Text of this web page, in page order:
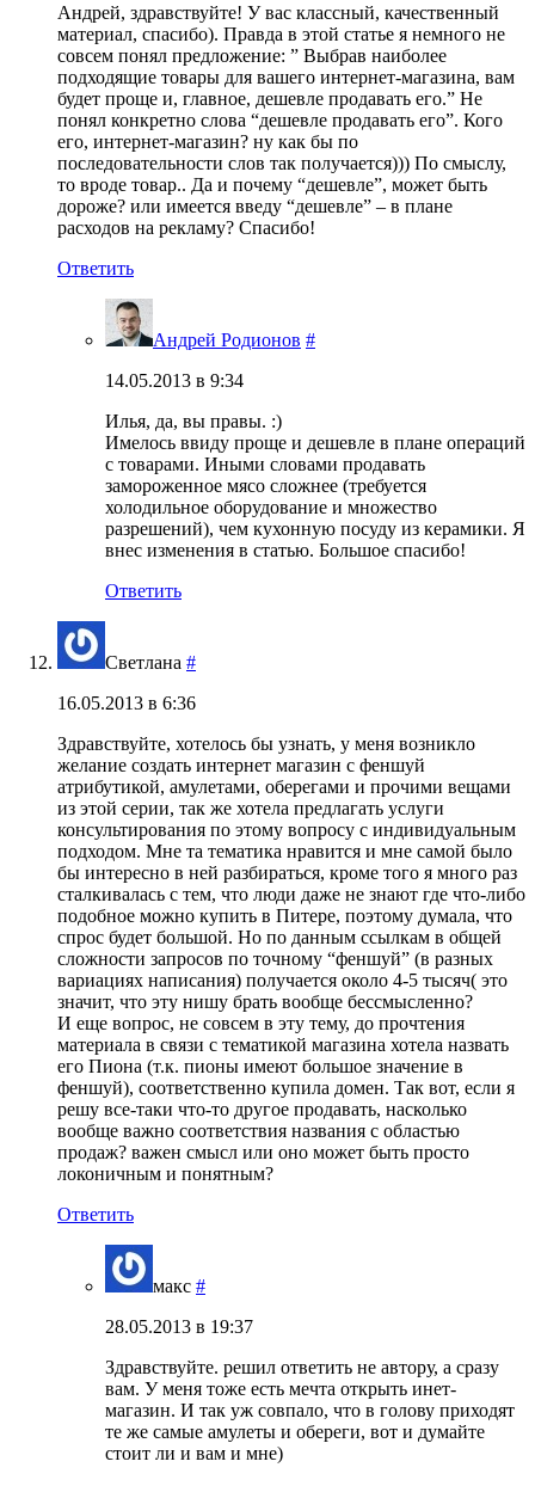
Андрей, здравствуйте! У вас классный, качественный
материал, спасибо). Правда в этой статье я немного не
совсем понял предложение: ” Выбрав наиболее
подходящие товары для вашего интернет-магазина, вам
будет проще и, главное, дешевле продавать его.” Не
понял конкретно слова “дешевле продавать его”. Кого
его, интернет-магазин? ну как бы по
последовательности слов так получается))) По смыслу,
то вроде товар.. Да и почему “дешевле”, может быть
дороже? или имеется введу “дешевле” – в плане
расходов на рекламу? Спасибо!
Ответить
Андрей Родионов #
14.05.2013 в 9:34
Илья, да, вы правы. :)
Имелось ввиду проще и дешевле в плане операций
с товарами. Иными словами продавать
замороженное мясо сложнее (требуется
холодильное оборудование и множество
разрешений), чем кухонную посуду из керамики. Я
внес изменения в статью. Большое спасибо!
Ответить
Светлана #
16.05.2013 в 6:36
Здравствуйте, хотелось бы узнать, у меня возникло
желание создать интернет магазин с феншуй
атрибутикой, амулетами, оберегами и прочими вещами
из этой серии, так же хотела предлагать услуги
консультирования по этому вопросу с индивидуальным
подходом. Мне та тематика нравится и мне самой было
бы интересно в ней разбираться, кроме того я много раз
сталкивалась с тем, что люди даже не знают где что-либо
подобное можно купить в Питере, поэтому думала, что
спрос будет большой. Но по данным ссылкам в общей
сложности запросов по точному “феншуй” (в разных
вариациях написания) получается около 4-5 тысяч( это
значит, что эту нишу брать вообще бессмысленно?
И еще вопрос, не совсем в эту тему, до прочтения
материала в связи с тематикой магазина хотела назвать
его Пиона (т.к. пионы имеют большое значение в
феншуй), соответственно купила домен. Так вот, если я
решу все-таки что-то другое продавать, насколько
вообще важно соответствия названия с областью
продаж? важен смысл или оно может быть просто
локоничным и понятным?
Ответить
макс #
28.05.2013 в 19:37
Здравствуйте. решил ответить не автору, а сразу
вам. У меня тоже есть мечта открыть инет-
магазин. И так уж совпало, что в голову приходят
те же самые амулеты и обереги, вот и думайте
стоит ли и вам и мне)